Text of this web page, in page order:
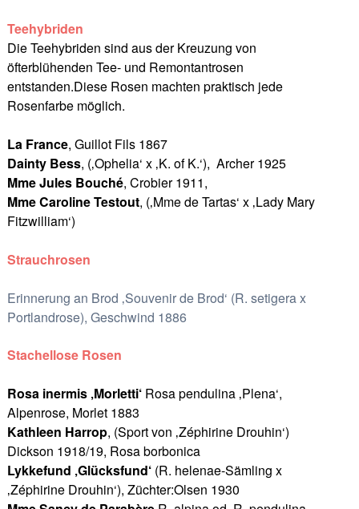
Teehybriden
Die Teehybriden sind aus der Kreuzung von
öfterblühenden Tee- und Remontantrosen
entstanden.Diese Rosen machten praktisch jede
Rosenfarbe möglich.
La France, Guillot Fils 1867
Dainty Bess, (‚Ophelia‘ x ‚K. of K.‘), Archer 1925
Mme Jules Bouché, Crobier 1911,
Mme Caroline Testout, (‚Mme de Tartas‘ x ‚Lady Mary
Fitzwilliam‘)
Strauchrosen
Erinnerung an Brod ‚Souvenir de Brod‘ (R. setigera x
Portlandrose), Geschwind 1886
Stachellose Rosen
Rosa inermis ‚Morletti‘Rosa pendulina ‚Plena‘,
Alpenrose, Morlet 1883
Kathleen Harrop, (Sport von ‚Zéphirine Drouhin‘)
Dickson 1918/19, Rosa borbonica
Lykkefund ‚Glücksfund‘(R. helenae-Sämling x
‚Zéphirine Drouhin‘), Züchter:Olsen 1930